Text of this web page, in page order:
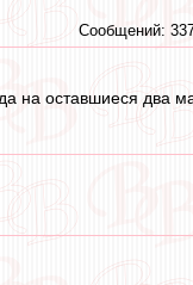
Сообщений:
оставшиеся два